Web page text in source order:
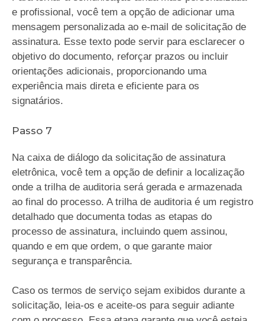
e profissional, você tem a opção de adicionar uma
mensagem personalizada ao e-mail de solicitação de
assinatura. Esse texto pode servir para esclarecer o
objetivo do documento, reforçar prazos ou incluir
orientações adicionais, proporcionando uma
experiência mais direta e eficiente para os
signatários.
Passo 7
Na caixa de diálogo da solicitação de assinatura
eletrônica, você tem a opção de definir a localização
onde a trilha de auditoria será gerada e armazenada
ao final do processo. A trilha de auditoria é um registro
detalhado que documenta todas as etapas do
processo de assinatura, incluindo quem assinou,
quando e em que ordem, o que garante maior
segurança e transparência.
Caso os termos de serviço sejam exibidos durante a
solicitação, leia-os e aceite-os para seguir adiante